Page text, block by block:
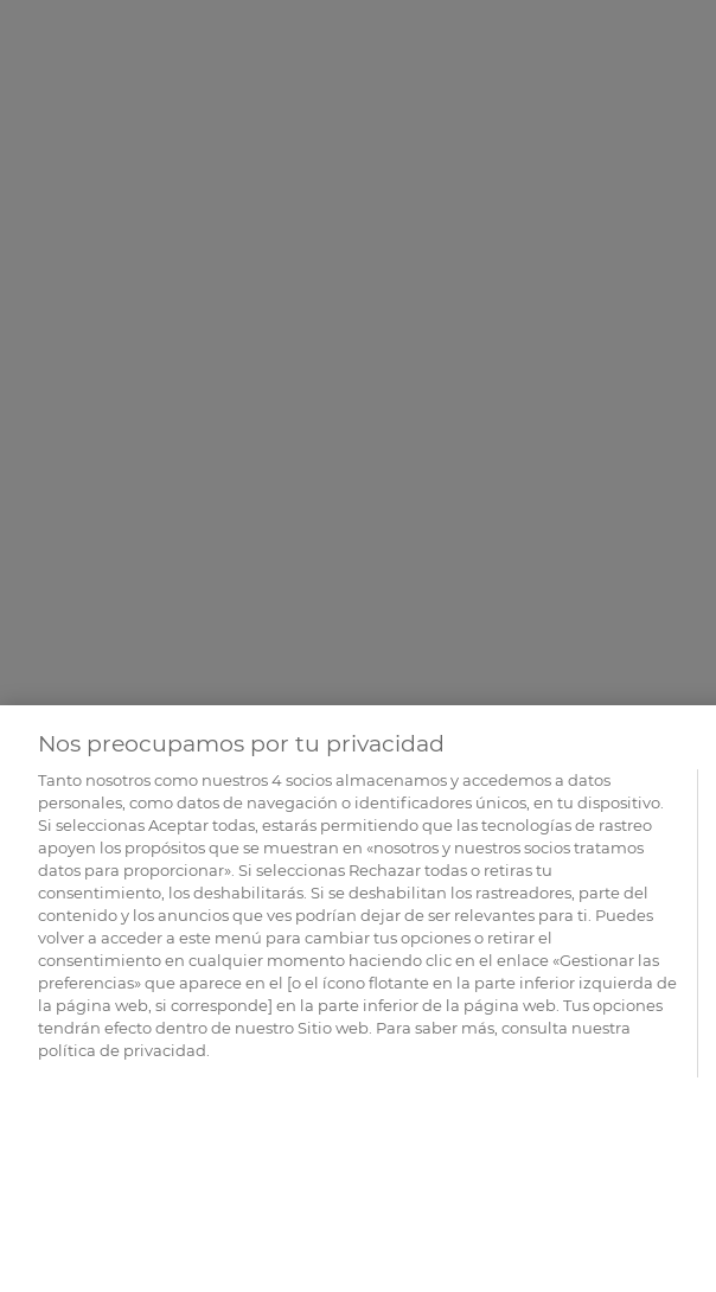
Nos preocupamos por tu privacidad
Tanto nosotros como nuestros4socios almacenamos y accedemos a datos
personales, como datos de navegación o identificadores únicos, en tu dispositivo.
Si seleccionas Aceptar todas, estarás permitiendo que las tecnologías de rastreo
apoyen los propósitos que se muestran en «nosotros y nuestros socios tratamos
datos para proporcionar». Si seleccionas Rechazar todas o retiras tu
consentimiento, los deshabilitarás. Si se deshabilitan los rastreadores, parte del
contenido y los anuncios que ves podrían dejar de ser relevantes para ti. Puedes
volver a acceder a este menú para cambiar tus opciones o retirar el
consentimiento en cualquier momento haciendo clic en el enlace «Gestionar las
preferencias» que aparece en el [o el ícono flotante en la parte inferior izquierda de
la página web, si corresponde] en la parte inferior de la página web. Tus opciones
tendrán efecto dentro de nuestro Sitio web. Para saber más, consulta nuestra
política de privacidad.